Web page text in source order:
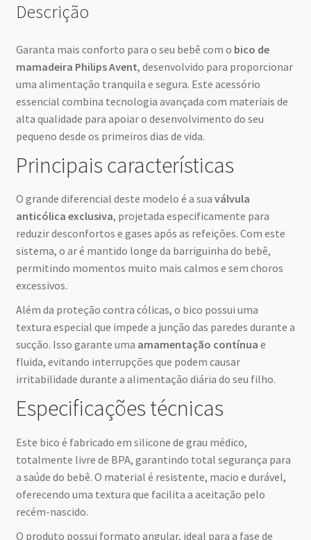
Descrição
Garanta mais conforto para o seu bebê com o bico de
mamadeira Philips Avent, desenvolvido para proporcionar
uma alimentação tranquila e segura. Este acessório
essencial combina tecnologia avançada com materiais de
alta qualidade para apoiar o desenvolvimento do seu
pequeno desde os primeiros dias de vida.
Principais características
O grande diferencial deste modelo é a sua válvula
anticólica exclusiva, projetada especificamente para
reduzir desconfortos e gases após as refeições. Com este
sistema, o ar é mantido longe da barriguinha do bebê,
permitindo momentos muito mais calmos e sem choros
excessivos.
Além da proteção contra cólicas, o bico possui uma
textura especial que impede a junção das paredes durante a
sucção. Isso garante uma amamentação contínua e
fluida, evitando interrupções que podem causar
irritabilidade durante a alimentação diária do seu filho.
Especificações técnicas
Este bico é fabricado em silicone de grau médico,
totalmente livre de BPA, garantindo total segurança para
a saúde do bebê. O material é resistente, macio e durável,
oferecendo uma textura que facilita a aceitação pelo
recém-nascido.
O produto possui formato angular, ideal para a fase de